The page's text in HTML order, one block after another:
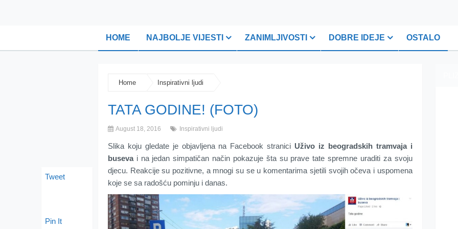
HOME NAJBOLJE VIJESTI ZANIMLJIVOSTI DOBRE IDEJE OSTALO
Home Inspirativni ljudi
TATA GODINE! (FOTO)
August 18, 2016 Inspirativni ljudi
Slika koju gledate je objavljena na Facebook stranici Uživo iz beogradskih tramvaja i
busevai na jedan simpatičan način pokazuje šta su prave tate spremne uraditi za svoju
djecu. Reakcije su pozitivne, a mnogi su se u komentarima sjetili svojih očeva i uspomena
koje se sa radošću pominju i danas.
Tweet
Pin It